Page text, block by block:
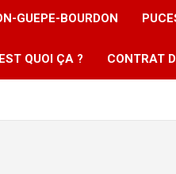
GUEPE-BOURDON
QUOI ÇA ? CONTRAT